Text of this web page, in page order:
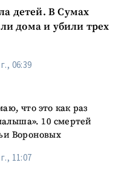
детей. В Сумах
дома и убили трех
06:39
что это как раз
10 смертей
Вороновых
11:07